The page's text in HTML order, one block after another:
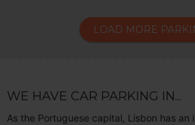
LOAD MORE
WE HAVE CAR PARKING IN...
As the Portuguese capital, Lisbon has an